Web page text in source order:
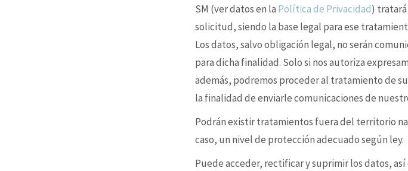
SM (ver datos en la Política de Privacidad)
solicitud, siendo la base legal para ese
Los datos, salvo obligación legal, no serán
para dicha finalidad. Solo si nos autoriza
además, podremos proceder al tratamiento de
la finalidad de enviarle comunicaciones de
Podrán existir tratamientos fuera del territorio
caso, un nivel de protección adecuado según ley.
Puede acceder, rectificar y suprimir los datos,